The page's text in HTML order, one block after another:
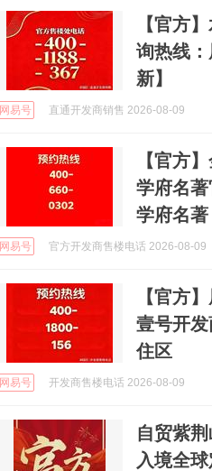
【官方
询热线：
新】
网易号 直通开发商销售 2026-08-09
【官方
学府名
学府名
网易号 官方开发商售楼电话 2026-08-09
【官方
壹号开
住区
网易号 开发商售楼电话 2026-08-09
自贸紫
入境全